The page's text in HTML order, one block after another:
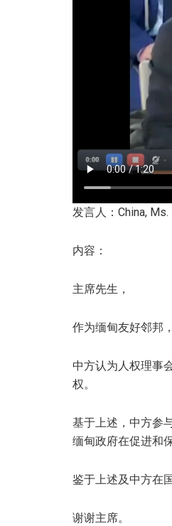
发言人：China,
内容：
主席先生，
作为缅甸友好邻邦
中方认为人权理事
权。
基于上述，中方参
缅甸政府在促进和
鉴于上述及中方在
谢谢主席。